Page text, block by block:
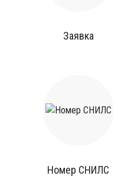
Заявка
Номер СНИЛС